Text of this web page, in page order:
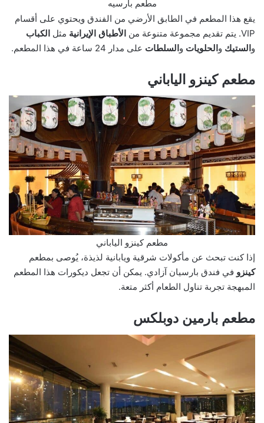
مطعم بارسيه
يقع هذا المطعم في الطابق الأرضي من الفندق ويحتوي على أقسام
VIP. يتم تقديم مجموعة متنوعة من
الأطباق الإيرانية مثل الكباب
والستيك والحلويات والسلطات على مدار 24 ساعة في هذا المطعم.
مطعم كينزو الياباني
مطعم كينزو الياباني
إذا كنت تبحث عن مأكولات شرقية ويابانية لذيذة، يُوصى بمطعم
كينزو في فندق بارسيان آزادي. يمكن أن تجعل ديكورات هذا المطعم
المبهجة تجربة تناول الطعام أكثر متعة.
مطعم بارمين دوبلكس